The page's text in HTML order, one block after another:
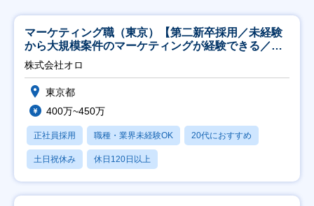
マーケティング職（東京）【第二新卒採用／未経験
から大規模案件のマーケティングが経験できる／研
修充実】
株式会社オロ
東京都
400万~450万
正社員採用 職種・業界未経験OK 20代におすすめ
土日祝休み 休日120日以上